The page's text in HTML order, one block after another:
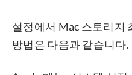
설정에서 Mac 스토리지
방법은 다음과 같습니다.